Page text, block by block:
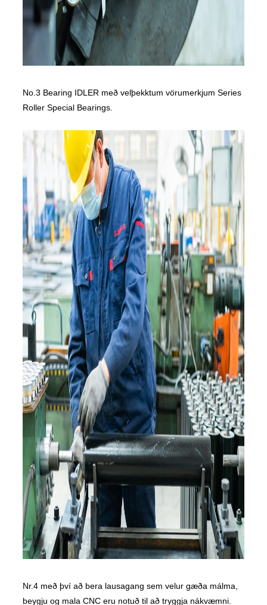
No.3 Bearing IDLER með velþekktum vörumerkjum Series
Roller Special Bearings.
Nr.4 með því að bera lausagang sem velur gæða málma,
beygju og mala CNC eru notuð til að tryggja nákvæmni.